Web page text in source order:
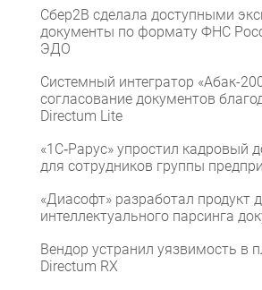
Сбер2B сделала доступными
документы по формату ФНС
ЭДО
Системный интегратор «Абак-
согласование документов
Directum Lite
«1С‑Рарус» упростил кадровый
для сотрудников группы
«Диасофт» разработал продукт
интеллектуального парсинга
Вендор устранил уязвимость в
Directum RX